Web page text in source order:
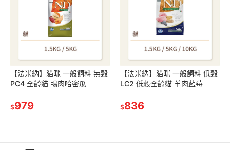
【法米納】貓咪 一般飼料 無穀
PC4 全齡貓 鴨肉哈密瓜
$979
【法米納】貓咪 一般飼料 低穀
LC2 低穀全齡貓 羊肉藍莓
$836